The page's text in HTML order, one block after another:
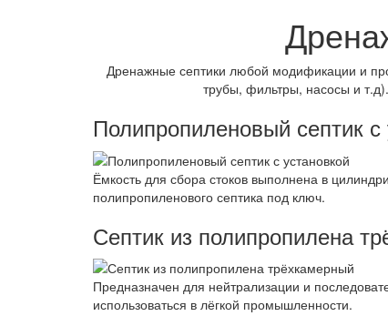
Дренажные септики любой модификации и
трубы, фильтры, насосы и
Полипропиленовый септик с
Ёмкость для сбора стоков выполнена в
полипропиленового септика под ключ.
Септик из полипропилена
Предназначен для нейтрализации и
использоваться в лёгкой промышленности.